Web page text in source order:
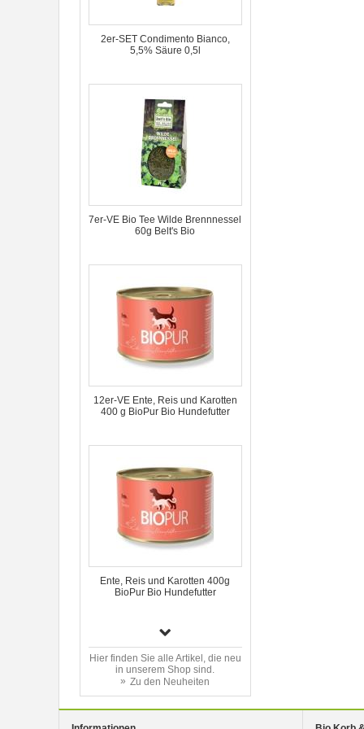
2er-SET Condimento Bianco,
5,5% Säure 0,5l
7er-VE Bio Tee Wilde Brennnessel
60g Belt's Bio
12er-VE Ente, Reis und Karotten
400 g BioPur Bio Hundefutter
Ente, Reis und Karotten 400g
BioPur Bio Hundefutter
Hier finden Sie alle Artikel, die neu
in unserem Shop sind.
Zu den Neuheiten